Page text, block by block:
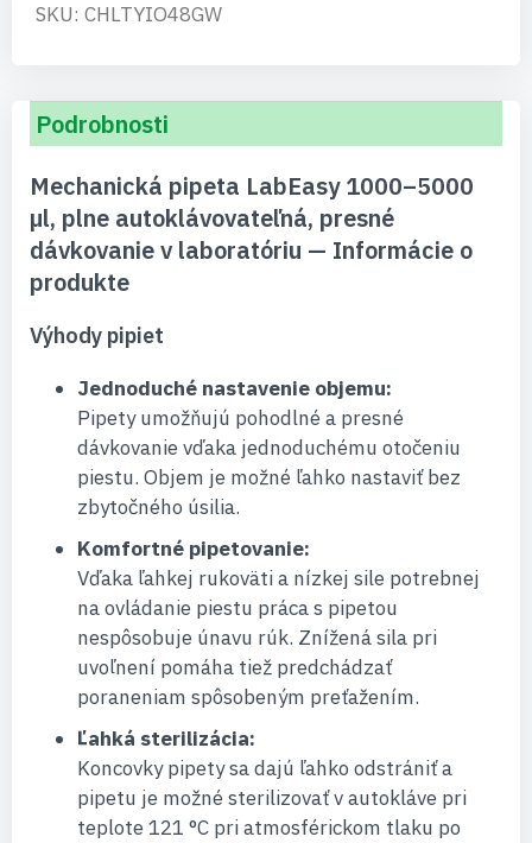
SKU: CHLTYIO48GW
Podrobnosti
Mechanická pipeta LabEasy 1000–5000
µl, plne autoklávovateľná, presné
dávkovanie v laboratóriu — Informácie o
produkte
Výhody pipiet
Jednoduché nastavenie objemu:
Pipety umožňujú pohodlné a presné
dávkovanie vďaka jednoduchému otočeniu
piestu. Objem je možné ľahko nastaviť bez
zbytočného úsilia.
Komfortné pipetovanie:
Vďaka ľahkej rukoväti a nízkej sile potrebnej
na ovládanie piestu práca s pipetou
nespôsobuje únavu rúk. Znížená sila pri
uvoľnení pomáha tiež predchádzať
poraneniam spôsobeným preťažením.
Ľahká sterilizácia:
Koncovky pipety sa dajú ľahko odstrániť a
pipetu je možné sterilizovať v autokláve pri
teplote 121 °C pri atmosférickom tlaku po